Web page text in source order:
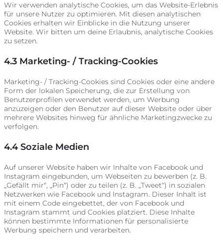
Wir verwenden analytische Cookies, um das Website-Erlebnis
für unsere Nutzer zu optimieren. Mit diesen analytischen
Cookies erhalten wir Einblicke in die Nutzung unserer
Website. Wir bitten um deine Erlaubnis, analytische Cookies
zu setzen.
4.3 Marketing- / Tracking-Cookies
Marketing- / Tracking-Cookies sind Cookies oder eine andere
Form der lokalen Speicherung, die zur Erstellung von
Benutzerprofilen verwendet werden, um Werbung
anzuzeigen oder den Benutzer auf dieser Website oder über
mehrere Websites hinweg für ähnliche Marketingzwecke zu
verfolgen.
4.4 Soziale Medien
Auf unserer Website haben wir Inhalte von Facebook und
Instagram eingebunden, um Webseiten zu bewerben (z. B.
„Gefällt mir“, „Pin“) oder zu teilen (z. B. „Tweet“) in sozialen
Netzwerken wie Facebook und Instagram. Dieser Inhalt ist
mit einem Code eingebettet, der von Facebook und
Instagram stammt und Cookies platziert. Diese Inhalte
können bestimmte Informationen für personalisierte
Werbung speichern und verarbeiten.